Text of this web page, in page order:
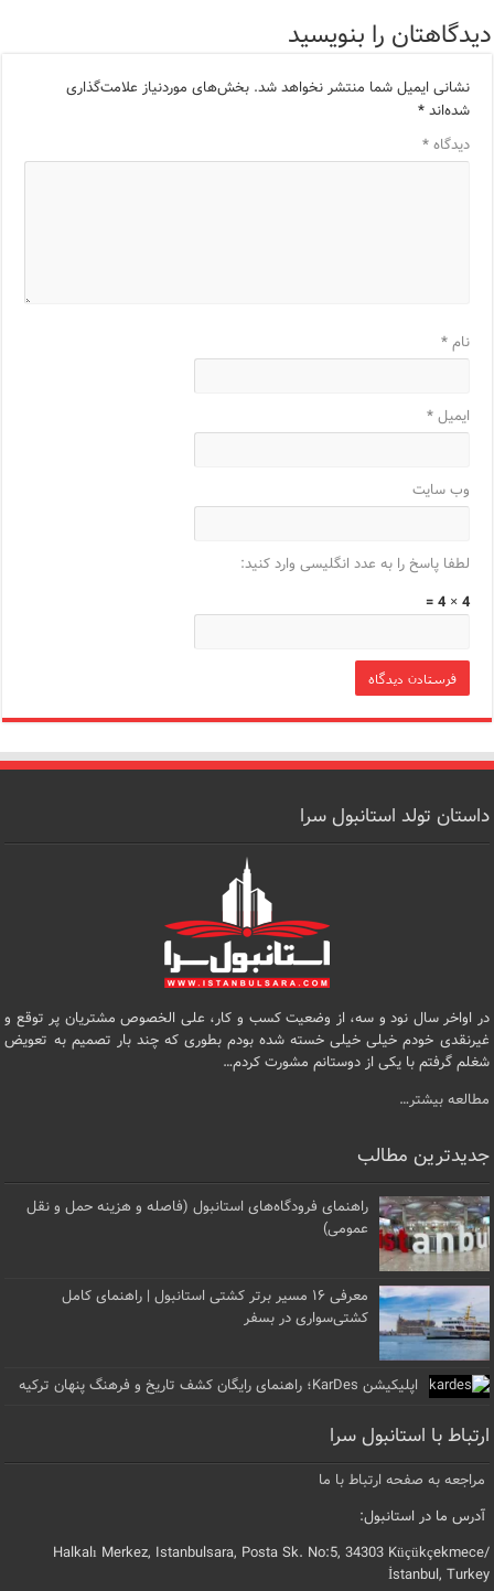
دیدگاهتان را بنویسید
نشانی ایمیل شما منتشر نخواهد شد. بخش‌های موردنیاز علامت‌گذاری
شده‌اند*
دیدگاه*
نام*
ایمیل*
وب‌ سایت
لطفا پاسخ را به عدد انگلیسی وارد کنید:
4 × 4 =
داستان تولد استانبول سرا
در اواخر سال نود و سه، از وضعیت کسب و کار، علی الخصوص مشتریان پر توقع و
غیرنقدی خودم خیلی خیلی خسته شده بودم بطوری که چند بار تصمیم به تعویض
شغلم گرفتم با یکی از دوستانم مشورت کردم…
مطالعه بیشتر…
جدیدترین مطالب
راهنمای فرودگاه‌های استانبول (فاصله و هزینه حمل و نقل
عمومی)
معرفی ۱۶ مسیر برتر کشتی استانبول | راهنمای کامل
کشتی‌سواری در بسفر
اپلیکیشن KarDes؛ راهنمای رایگان کشف تاریخ و فرهنگ پنهان ترکیه
ارتباط با استانبول سرا
مراجعه به صفحه ارتباط با ما
آدرس ما در استانبول:
Halkalı Merkez, Istanbulsara, Posta Sk. No:5, 34303 Küçükçekmece/
İstanbul, Turkey